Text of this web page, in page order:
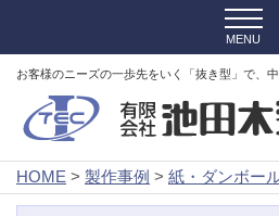
お客様のニーズの一歩先をいく「抜き型」で、
HOME > 製作事例 > 紙・ダンボー